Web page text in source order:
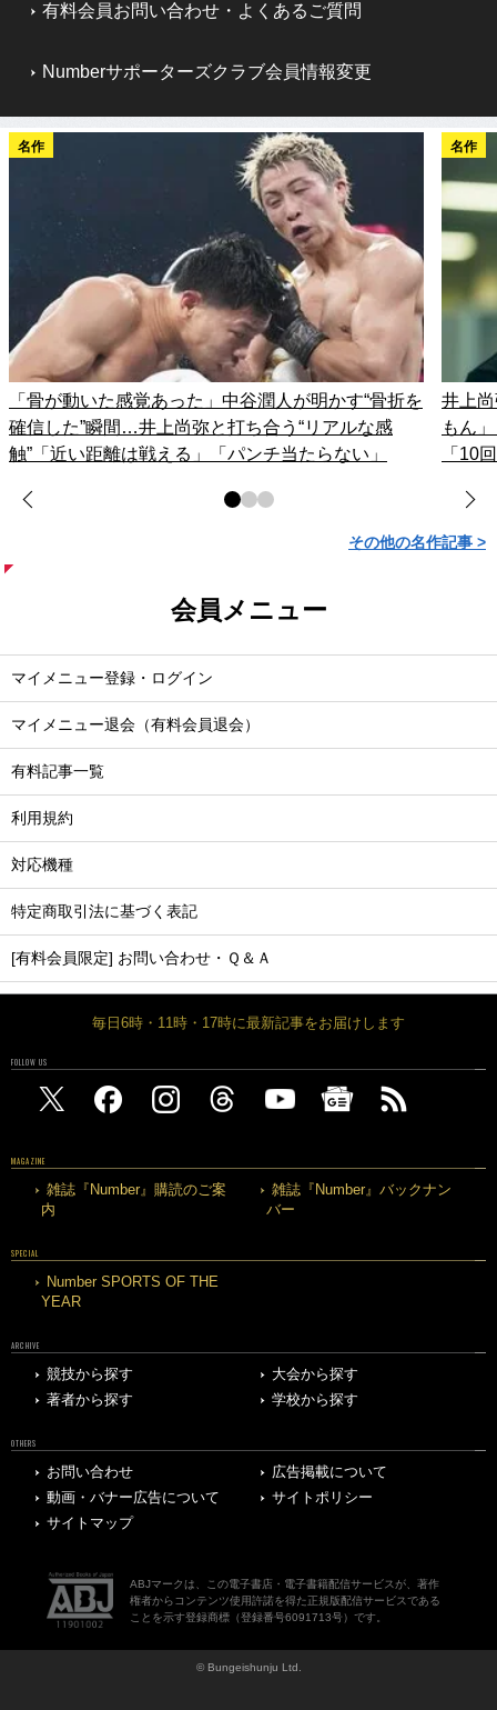
有料会員お問い合わせ・よくあるご質問
Numberサポーターズクラブ会員情報変更
名作
「骨が動いた感覚あった」中谷潤人が明かす“骨折を
確信した”瞬間…井上尚弥と打ち合う“リアルな感
触”「近い距離は戦える」「パンチ当たらない」
名作
井上
もん
「10
その他の名作記事 >
会員メニュー
マイメニュー登録・ログイン
マイメニュー退会（有料会員退会）
有料記事一覧
利用規約
対応機種
特定商取引法に基づく表記
[有料会員限定] お問い合わせ・Ｑ＆Ａ
毎日6時・11時・17時に最新記事をお届けします
FOLLOW US
MAGAZINE
雑誌『Number』購読のご案
内
雑誌『Number』バックナン
バー
SPECIAL
Number SPORTS OF THE
YEAR
ARCHIVE
競技から探す
大会から探す
著者から探す
学校から探す
OTHERS
お問い合わせ
広告掲載について
動画・バナー広告について
サイトポリシー
サイトマップ
ABJマークは、この電子書店・電子書籍配信サービスが、著作
権者からコンテンツ使用許諾を得た正規版配信サービスである
ことを示す登録商標（登録番号6091713号）です。
© Bungeishunju Ltd.